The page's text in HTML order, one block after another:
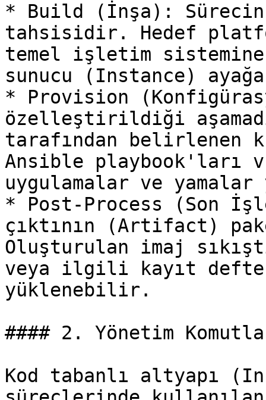
* Build (İnşa): Sürecin
tahsisidir. Hedef
temel işletim
sunucu (Instance)
* Provision
özelleştirildiği
tarafından
Ansible
uygulamalar ve
* Post-Process (Son
çıktının (Artifact)
Oluşturulan imaj
veya ilgili kayıt
yüklenebilir.
#### 2. Yönetim
Kod tabanlı altyapı